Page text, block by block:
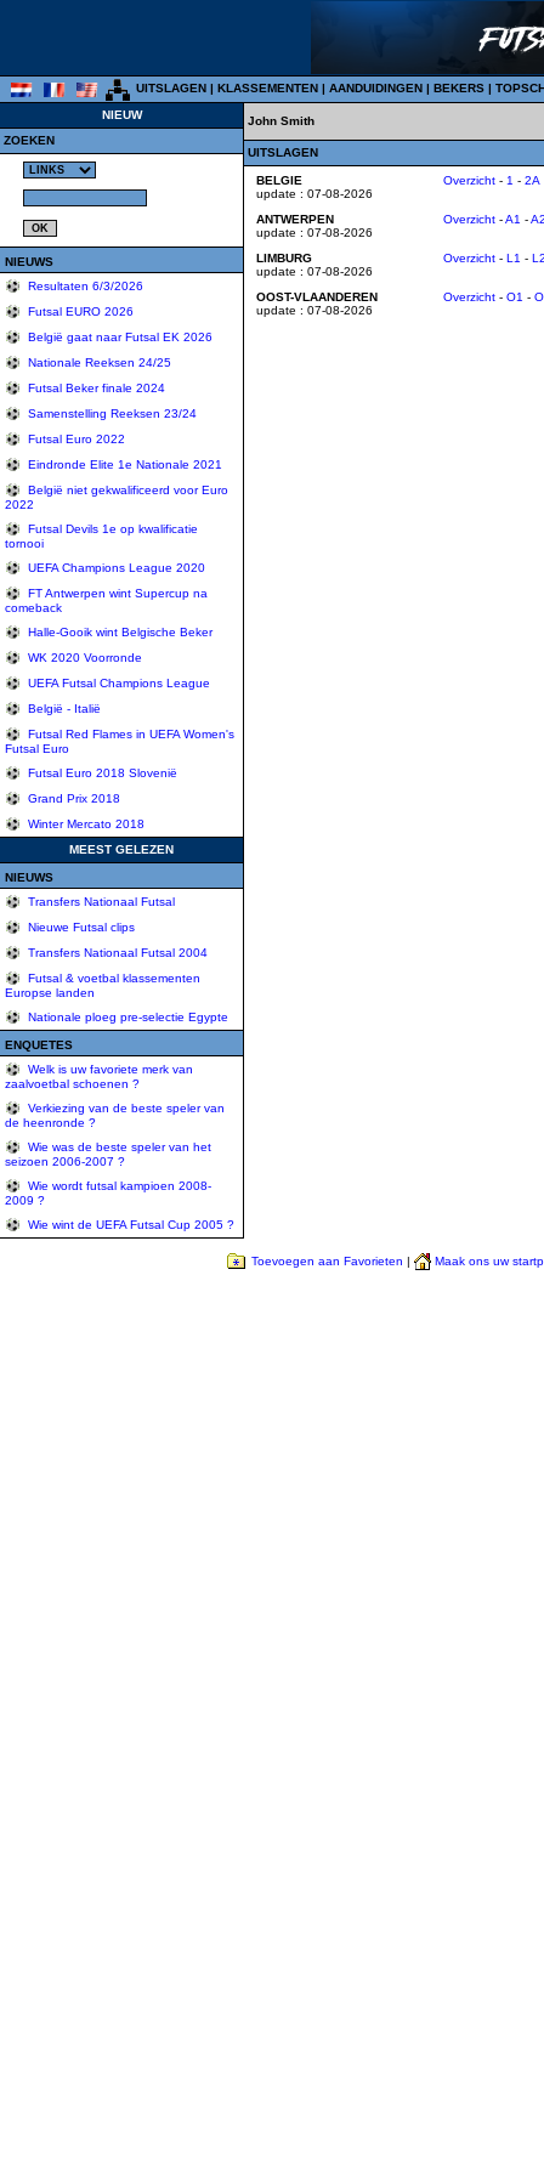
UITSLAGEN | KLASSEMENTEN | AANDUIDINGEN | BEKERS |
NIEUW
ZOEKEN
NIEUWS
Resultaten 6/3/2026
Futsal EURO 2026
België gaat naar Futsal EK 2026
Nationale Reeksen 24/25
Futsal Beker finale 2024
Samenstelling Reeksen 23/24
Futsal Euro 2022
Eindronde Elite 1e Nationale 2021
België niet gekwalificeerd voor Euro
2022
Futsal Devils 1e op kwalificatie
tornooi
UEFA Champions League 2020
FT Antwerpen wint Supercup na
comeback
Halle-Gooik wint Belgische Beker
WK 2020 Voorronde
UEFA Futsal Champions League
België - Italië
Futsal Red Flames in UEFA Women's
Futsal Euro
Futsal Euro 2018 Slovenië
Grand Prix 2018
Winter Mercato 2018
MEEST GELEZEN
NIEUWS
Transfers Nationaal Futsal
Nieuwe Futsal clips
Transfers Nationaal Futsal 2004
Futsal & voetbal klassementen
Europse landen
Nationale ploeg pre-selectie Egypte
ENQUETES
Welk is uw favoriete merk van
zaalvoetbal schoenen ?
Verkiezing van de beste speler van
de heenronde ?
Wie was de beste speler van het
seizoen 2006-2007 ?
Wie wordt futsal kampioen 2008-
2009 ?
Wie wint de UEFA Futsal Cup 2005 ?
John Smith
UITSLAGEN
BELGIE
update : 07-08-2026
Overzicht - 1 - 2A
ANTWERPEN
update : 07-08-2026
Overzicht -A1 -
LIMBURG
update : 07-08-2026
Overzicht - L1 -
OOST-VLAANDEREN
update : 07-08-2026
Overzicht - O1 -
Toevoegen aan Favorieten | Maak ons uw